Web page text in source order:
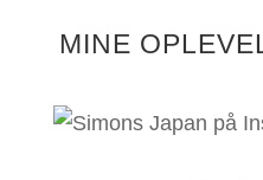
MINE